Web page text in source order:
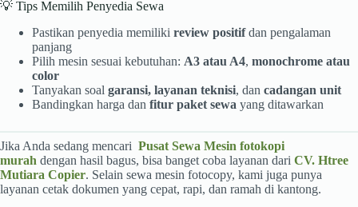
💡 Tips Memilih Penyedia Sewa
Pastikan penyedia memiliki review positifdan pengalaman
panjang
Pilih mesin sesuai kebutuhan: A3 atau A4, monochrome atau
color
Tanyakan soal garansi, layanan teknisi, dan cadangan unit
Bandingkan harga dan fitur paket sewa yang ditawarkan
Jika Anda sedang mencari Pusat Sewa Mesin fotokopi
murah dengan hasil bagus, bisa banget coba layanan dari CV. Htree
Mutiara Copier. Selain sewa mesin fotocopy, kami juga punya
layanan cetak dokumen yang cepat, rapi, dan ramah di kantong.